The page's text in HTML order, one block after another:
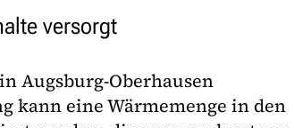
versorgt
Augsburg-Oberhausen
kann eine Wärmemenge in den